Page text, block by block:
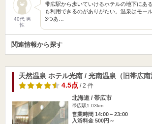
40代 男
性
帯広駅から歩いていけるホテルの地下にあ
も利用できるのがありがたい。温泉はモー
3つあ…
関連情報から探す
天然温泉 ホテル光南 / 光南温泉（旧帯広南
4.5点/ 2 件
北海道 / 帯広市
帯広駅1.03km
営業時間 14:00～23:00
入浴料金 500円～